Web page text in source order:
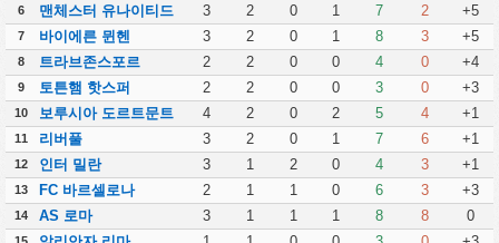
6 맨체스터 유나이티드 3 2 0 1 7 2 +5
7 바이에른 뮌헨 3 2 0 1 8 3 +5
8 트라브존스포르 2 2 0 0 4 0 +4
9 토튼햄 핫스퍼 2 2 0 0 3 0 +3
10 보루시아 도르트문트 4 2 0 2 5 4 +1
11 리버풀 3 2 0 1 7 6 +1
12 인터 밀란 3 1 2 0 4 3 +1
13 FC 바르셀로나 2 1 1 0 6 3 +3
14 AS 로마 3 1 1 1 8 8 0